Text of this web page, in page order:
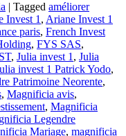
| Tagged améliorer
Invest 1 , Ariane Invest 1
paris, French Invest
, FYS SAS,
, Julia invest 1 , Julia
invest 1 Patrick Yodo,
Patrimoine Neorente,
, Magnificia avis,
, Magnificia
Legendre
Mariage, magnificia